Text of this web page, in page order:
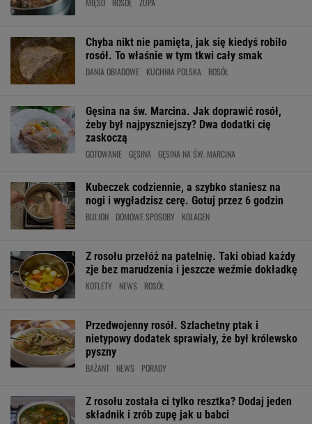
MIĘSO ROSÓŁ ZUPA
Chyba nikt nie pamięta, jak się kiedyś robiło
rosół. To właśnie w tym tkwi cały smak
DANIA OBIADOWE KUCHNIA POLSKA ROSÓŁ
Gęsina na św. Marcina. Jak doprawić rosół,
żeby był najpyszniejszy? Dwa dodatki cię
zaskoczą
GOTOWANIE GĘSINA GĘSINA NA ŚW. MARCINA
Kubeczek codziennie, a szybko staniesz na
nogi i wygładzisz cerę. Gotuj przez 6 godzin
BULION DOMOWE SPOSOBY KOLAGEN
Z rosołu przełóż na patelnię. Taki obiad każdy
zje bez marudzenia i jeszcze weźmie dokładkę
KOTLETY NEWS ROSÓŁ
Przedwojenny rosół. Szlachetny ptak i
nietypowy dodatek sprawiały, że był królewsko
pyszny
BAŻANT NEWS PORADY
Z rosołu została ci tylko resztka? Dodaj jeden
składnik i zrób zupę jak u babci